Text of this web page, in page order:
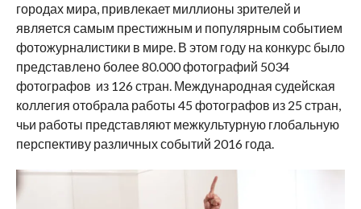
городах мира, привлекает миллионы зрителей и
является самым престижным и популярным событием
фотожурналистики в мире. В этом году на конкурс было
представлено более 80.000 фотографий 5034
фотографов из 126 стран. Международная судейская
коллегия отобрала работы 45 фотографов из 25 стран,
чьи работы представляют межкультурную глобальную
перспективу различных событий 2016 года.